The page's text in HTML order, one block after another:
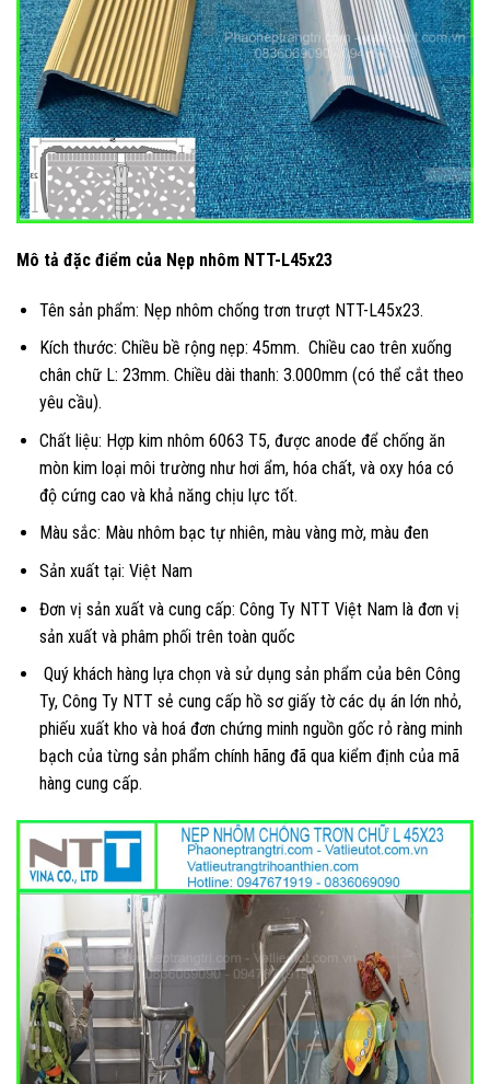
Mô tả đặc điểm của Nẹp nhôm NTT-L45x23
Tên sản phẩm: Nẹp nhôm chống trơn trượt NTT-L45x23.
Kích thước: Chiều bề rộng nẹp: 45mm. Chiều cao trên xuống
chân chữ L: 23mm. Chiều dài thanh: 3.000mm (có thể cắt theo
yêu cầu).
Chất liệu: Hợp kim nhôm 6063 T5, được anode để chống ăn
mòn kim loại môi trường như hơi ẩm, hóa chất, và oxy hóa có
độ cứng cao và khả năng chịu lực tốt.
Màu sắc: Màu nhôm bạc tự nhiên, màu vàng mờ, màu đen
Sản xuất tại: Việt Nam
Đơn vị sản xuất và cung cấp: Công Ty NTT Việt Nam là đơn vị
sản xuất và phâm phối trên toàn quốc
Quý khách hàng lựa chọn và sử dụng sản phẩm của bên Công
Ty, Công Ty NTT sẻ cung cấp hồ sơ giấy tờ các dụ án lớn nhỏ,
phiếu xuất kho và hoá đơn chứng minh nguồn gốc rỏ ràng minh
bạch của từng sản phẩm chính hãng đã qua kiểm định của mã
hàng cung cấp.